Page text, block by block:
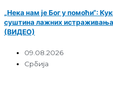
„Нека нам је Бог у помоћи“:
суштина лажних истраживања
(ВИДЕО)
09.08.2026
Србија